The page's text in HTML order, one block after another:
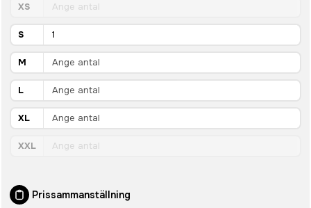
XS
S
M
L
XL
XXL
Prissammanställning